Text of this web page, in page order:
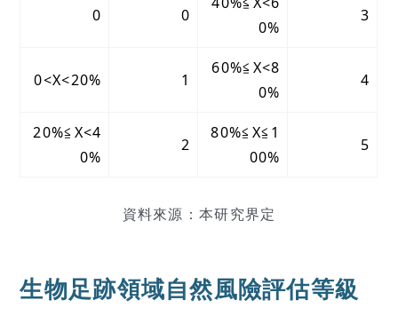
0 0
0%
3
0<X<20% 1
60%≦X<8
0%
4
20%≦X<4
0%
2
80%≦X≦1
00%
5
資料來源：本研究界定
生物足跡領域自然風險評估等級